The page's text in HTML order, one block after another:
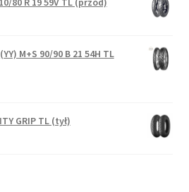
M+S 90/90 B 21 54H TL
GRIP TL (tył)